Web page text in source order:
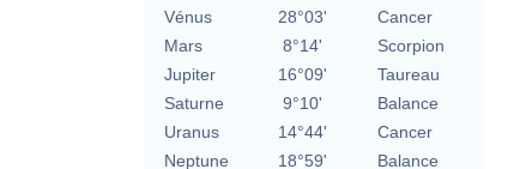
Vénus
28°03'
Cancer
Mars
8°14'
Scorpion
Jupiter
16°09'
Taureau
Saturne
9°10'
Balance
Uranus
14°44'
Cancer
Neptune
18°59' Balance